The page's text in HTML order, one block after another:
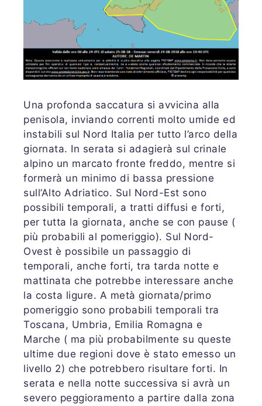
Una profonda saccatura si avvicina alla
penisola, inviando correnti molto umide ed
instabili sul Nord Italia per tutto l’arco della
giornata. In serata si adagierà sul crinale
alpino un marcato fronte freddo, mentre si
formerà un minimo di bassa pressione
sull’Alto Adriatico. Sul Nord-Est sono
possibili temporali, a tratti diffusi e forti,
per tutta la giornata, anche se con pause (
più probabili al pomeriggio). Sul Nord-
Ovest è possibile un passaggio di
temporali, anche forti, tra tarda notte e
mattinata che potrebbe interessare anche
la costa ligure. A metà giornata/primo
pomeriggio sono probabili temporali tra
Toscana, Umbria, Emilia Romagna e
Marche ( ma più probabilmente su queste
ultime due regioni dove è stato emesso un
livello 2) che potrebbero risultare forti. In
serata e nella notte successiva si avrà un
severo peggioramento a partire dalla zona